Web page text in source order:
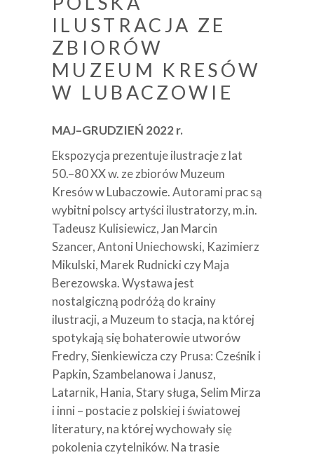
ILUSTRACJA ZE
ZBIORÓW
MUZEUM KRESÓW
W LUBACZOWIE
MAJ–GRUDZIEŃ 2022 r.
Ekspozycja prezentuje ilustracje z lat
50.–80 XX w. ze zbiorów Muzeum
Kresów w Lubaczowie. Autorami prac są
wybitni polscy artyści ilustratorzy, m.in.
Tadeusz Kulisiewicz, Jan Marcin
Szancer, Antoni Uniechowski, Kazimierz
Mikulski, Marek Rudnicki czy Maja
Berezowska. Wystawa jest
nostalgiczną podróżą do krainy
ilustracji, a Muzeum to stacja, na której
spotykają się bohaterowie utworów
Fredry, Sienkiewicza czy Prusa: Cześnik i
Papkin, Szambelanowa i Janusz,
Latarnik, Hania, Stary sługa, Selim Mirza
i inni – postacie z polskiej i światowej
literatury, na której wychowały się
pokolenia czytelników. Na trasie